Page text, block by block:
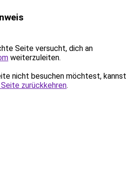
Seite versucht, dich an
weiterzuleiten.
nicht besuchen möchtest, kannst
zurückkehren.